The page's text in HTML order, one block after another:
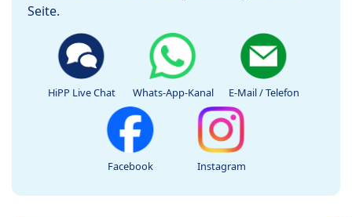
Seite.
HiPP Live Chat Whats-App-Kanal E-Mail / Telefon
Facebook Instagram